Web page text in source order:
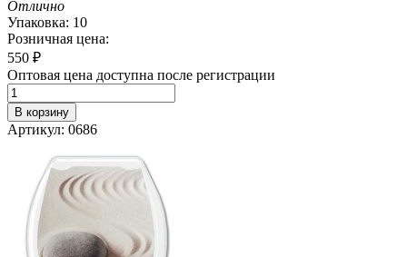
Отлично
Упаковка: 10
Розничная цена:
550 ₽
Оптовая цена доступна после регистрации
В корзину
Артикул: 0686